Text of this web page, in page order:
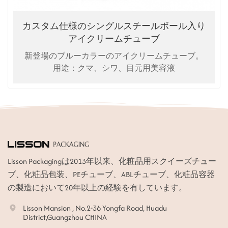
カスタム仕様のシングルスチールボール入り
アイクリームチューブ
新登場のブルーカラーのアイクリームチューブ。
用途：クマ、シワ、目元用美容液
Lisson Packagingは2013年以来、化粧品用スクイーズチュー
ブ、化粧品包装、PEチューブ、ABLチューブ、化粧品容器
の製造において20年以上の経験を有しています。
Lisson Mansion , No.2-36 Yongfa Road, Huadu
District,Guangzhou CHINA